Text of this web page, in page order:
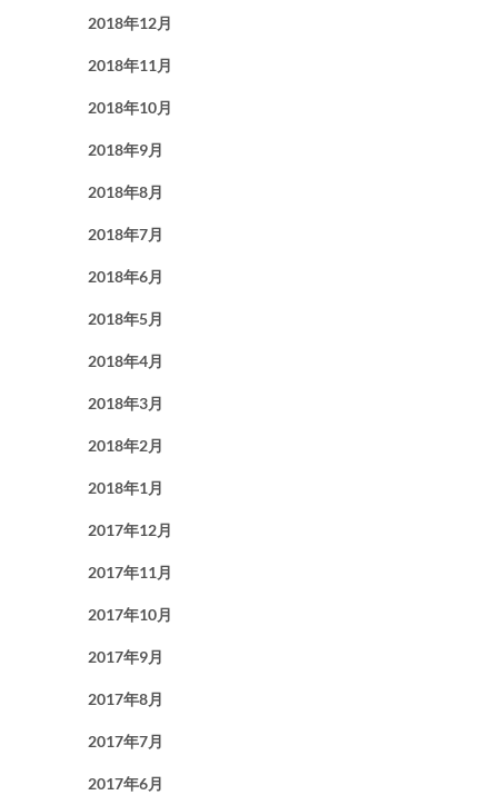
2018年12月
2018年11月
2018年10月
2018年9月
2018年8月
2018年7月
2018年6月
2018年5月
2018年4月
2018年3月
2018年2月
2018年1月
2017年12月
2017年11月
2017年10月
2017年9月
2017年8月
2017年7月
2017年6月